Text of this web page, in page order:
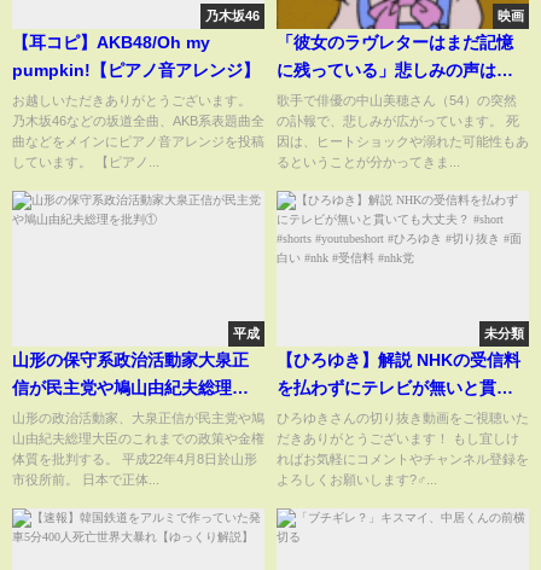
乃木坂46
【耳コピ】AKB48/Oh my
pumpkin!【ピアノ音アレンジ】
お越しいただきありがとうございます。
乃木坂46などの坂道全曲、AKB系表題曲全
曲などをメインにピアノ音アレンジを投稿
しています。 【ピアノ...
映画
「彼女のラヴレターはまだ記憶
に残っている」悲しみの声は海
外からも…中山美穂さん（54）
死去“ミポリン”愛称で親しまれ
数々の映画やドラマで活躍
歌手で俳優の中山美穂さん（54）の突然
の訃報で、悲しみが広がっています。 死
因は、ヒートショックや溺れた可能性もあ
るということが分かってきま...
平成
山形の保守系政治活動家大泉正
信が民主党や鳩山由紀夫総理を
批判①
山形の政治活動家、大泉正信が民主党や鳩
山由紀夫総理大臣のこれまでの政策や金権
体質を批判する。 平成22年4月8日於山形
市役所前。 日本で正体...
未分類
【ひろゆき】解説 NHKの受信料
を払わずにテレビが無いと貫い
ても大丈夫？ #short #shorts
#youtubeshort #ひろゆき #切り
抜き #面白い #nhk #受信料
ひろゆきさんの切り抜き動画をご視聴いた
だきありがとうございます！ もし宜しけ
ればお気軽にコメントやチャンネル登録を
よろしくお願いします?‍♂...